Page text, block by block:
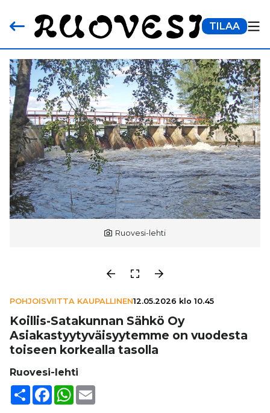
TILAA
Ruovesi-lehti
POHJOISVIITTA KAUPALLINEN12.05.2026 klo 10.45
Koillis-Sata­kun­nan Sähkö Oy
Asi­a­kas­tyy­ty­väi­syy­temme on vuodesta
toiseen korkealla tasolla
Ruovesi-lehti
Share FacebookWhatsApp